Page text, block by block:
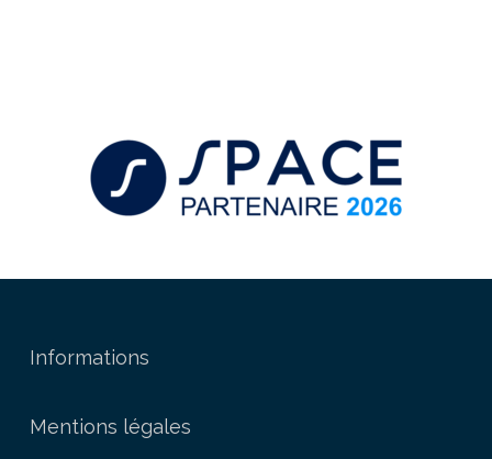
Informations
Mentions légales